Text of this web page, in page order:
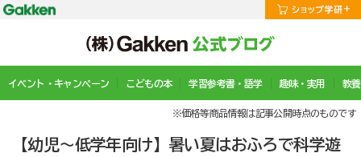
イベント・キャンペーン こどもの本 学習参考書・語学 趣味・実用 教
※価格等商品情報は記事公開時点のものです
【幼児～低学年向け】暑い夏はおふろで科学遊